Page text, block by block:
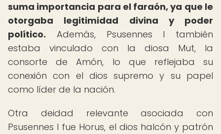
suma importancia para el faraón, ya que le
otorgaba legitimidad divina y poder
político. Además, Psusennes I también
estaba vinculado con la diosa Mut, la
consorte de Amón, lo que reflejaba su
conexión con el dios supremo y su papel
como líder de la nación.
Otra deidad relevante asociada con
Psusennes I fue Horus, el dios halcón y patrón